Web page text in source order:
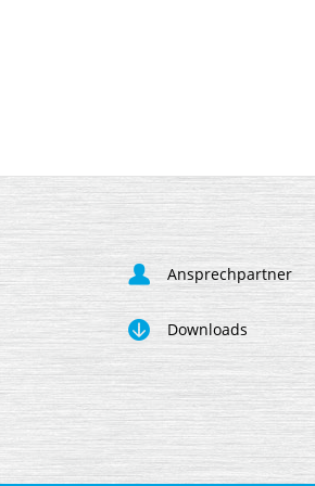
Ansprechpartner
Downloads